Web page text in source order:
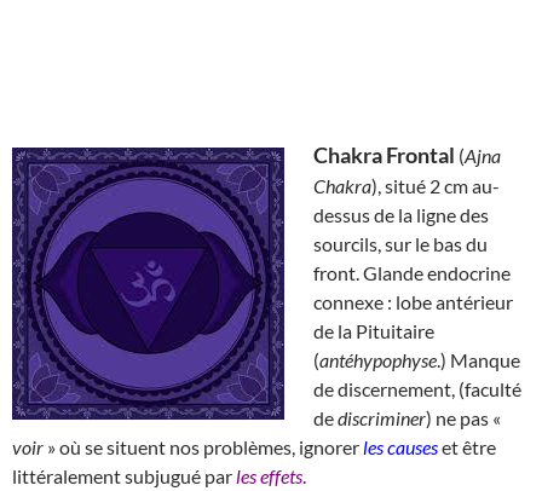
Chakra Frontal (Ajna
Chakra), situé 2 cm au-
dessus de la ligne des
sourcils, sur le bas du
front. Glande endocrine
connexe : lobe antérieur
de la Pituitaire
(antéhypophyse.) Manque
de discernement, (faculté
dediscriminer) ne pas «
voir » où se situent nos problèmes, ignorer les causeset être
littéralement subjugué par les effets